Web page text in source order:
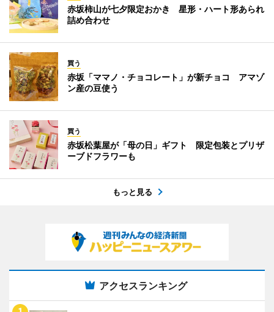
赤坂柿山が七夕限定おかき 星形・ハート形あられ
詰め合わせ
買う
赤坂「ママノ・チョコレート」が新チョコ アマゾ
ン産の豆使う
買う
赤坂松葉屋が「母の日」ギフト 限定包装とプリザ
ーブドフラワーも
もっと見る
アクセスランキング